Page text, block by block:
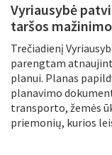
Vyriausybė
taršos
Trečiadienį
parengtam
planui. Planas
planavimo
transporto, žemės
priemonių, kurios